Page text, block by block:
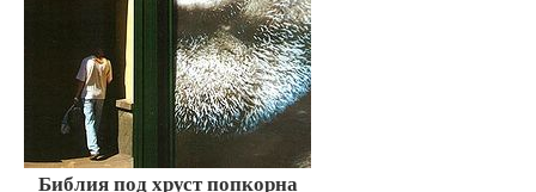
Библия под хруст попкорна